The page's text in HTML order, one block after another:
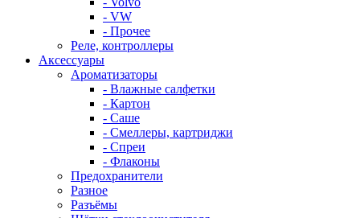
- VW
- Прочее
Реле, контроллеры
Аксессуары
Ароматизаторы
- Влажные салфетки
- Картон
- Саше
- Смеллеры, картриджи
- Спреи
- Флаконы
Предохранители
Разное
Разъёмы